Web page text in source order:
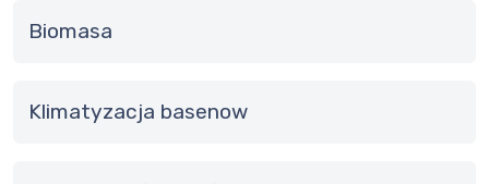
Biomasa
Klimatyzacja basenow